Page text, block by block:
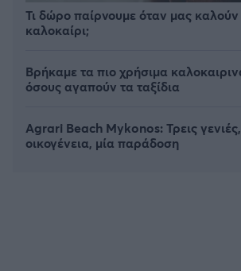
Τι δώρο παίρνουμε όταν μας καλούν
καλοκαίρι;
Βρήκαμε τα πιο χρήσιμα
όσους αγαπούν τα ταξίδια
Agrari Beach Mykonos: Τρεις
οικογένεια, μία παράδοση